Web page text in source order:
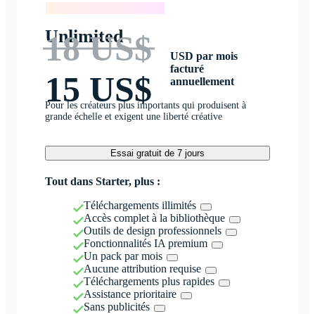
Unlimited
18 US$
15 US$
USD par mois
facturé
annuellement
Pour les créateurs plus importants qui produisent à
grande échelle et exigent une liberté créative
Essai gratuit de 7 jours
Tout dans Starter, plus :
Téléchargements illimités
Accès complet à la bibliothèque
Outils de design professionnels
Fonctionnalités IA premium
Un pack par mois
Aucune attribution requise
Téléchargements plus rapides
Assistance prioritaire
Sans publicités